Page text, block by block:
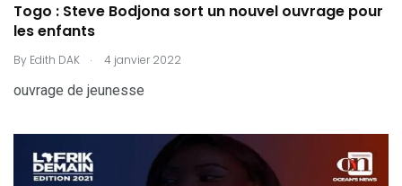
Togo : Steve Bodjona sort un nouvel ouvrage pour
les enfants
By Edith DAK . 4 janvier 2022
ouvrage de jeunesse